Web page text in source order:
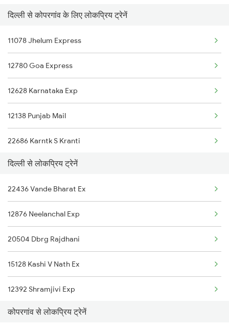
New Delhi to Kosi Kalan Trains
New Delhi to Kumta Trains
Kopargaon to Purna Trains
Kopargaon to Pulgaon Trains
Kopargaon to Patna Trains
Kopargaon to Isri Trains
Kopargaon to Panipat Trains
Kopargaon to Pune Trains
Kopargaon to Puri Trains
Kopargaon to Raipur Trains
दिल्ली से कोपरगांव के लिए लोकप्रिय ट्रेनें
11078 Jhelum Express
12780 Goa Express
12628 Karnataka Exp
12138 Punjab Mail
22686 Karntk S Kranti
12716 Sachkhand Exp
11058 Asr Csmt Exp
दिल्ली से लोकप्रिय ट्रेनें
22436 Vande Bharat Ex
12876 Neelanchal Exp
20504 Dbrg Rajdhani
15128 Kashi V Nath Ex
12392 Shramjivi Exp
22416 Vande Bharat Ex
कोपरगांव से लोकप्रिय ट्रेनें